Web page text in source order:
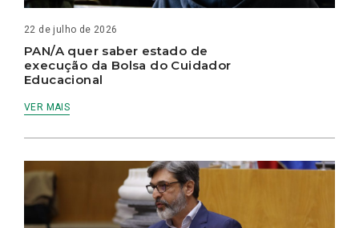
22 de julho de 2026
PAN/A quer saber estado de
execução da Bolsa do Cuidador
Educacional
VER MAIS